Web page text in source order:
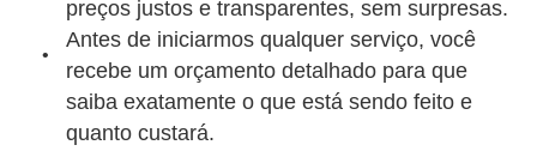
preços justos e transparentes, sem surpresas.
Antes de iniciarmos qualquer serviço, você
recebe um orçamento detalhado para que
saiba exatamente o que está sendo feito e
quanto custará.